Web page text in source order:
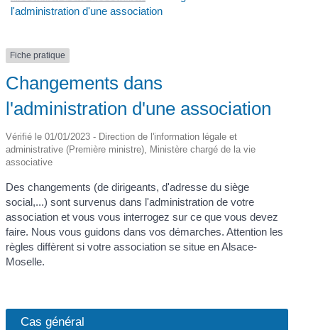
l'administration d'une association
Fiche pratique
Changements dans
l'administration d'une association
Vérifié le 01/01/2023 - Direction de l'information légale et
administrative (Première ministre), Ministère chargé de la vie
associative
Des changements (de dirigeants, d'adresse du siège
social,...) sont survenus dans l'administration de votre
association et vous vous interrogez sur ce que vous devez
faire. Nous vous guidons dans vos démarches. Attention les
règles diffèrent si votre association se situe en Alsace-
Moselle.
Cas général